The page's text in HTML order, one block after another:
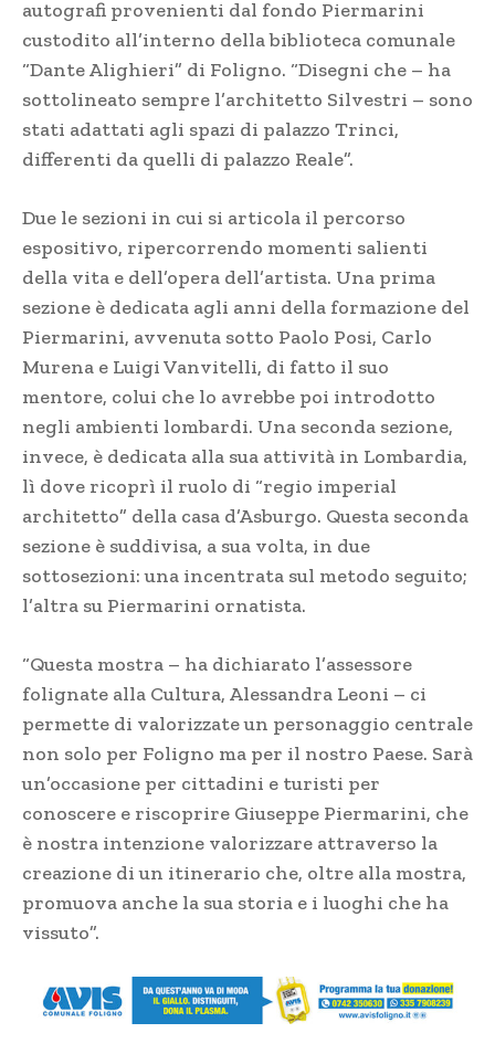
autografi provenienti dal fondo Piermarini
custodito all’interno della biblioteca comunale
“Dante Alighieri” di Foligno. “Disegni che – ha
sottolineato sempre l’architetto Silvestri – sono
stati adattati agli spazi di palazzo Trinci,
differenti da quelli di palazzo Reale”.
Due le sezioni in cui si articola il percorso
espositivo, ripercorrendo momenti salienti
della vita e dell’opera dell’artista. Una prima
sezione è dedicata agli anni della formazione del
Piermarini, avvenuta sotto Paolo Posi, Carlo
Murena e Luigi Vanvitelli, di fatto il suo
mentore, colui che lo avrebbe poi introdotto
negli ambienti lombardi. Una seconda sezione,
invece, è dedicata alla sua attività in Lombardia,
lì dove ricoprì il ruolo di “regio imperial
architetto” della casa d’Asburgo. Questa seconda
sezione è suddivisa, a sua volta, in due
sottosezioni: una incentrata sul metodo seguito;
l’altra su Piermarini ornatista.
“Questa mostra – ha dichiarato l’assessore
folignate alla Cultura, Alessandra Leoni – ci
permette di valorizzate un personaggio centrale
non solo per Foligno ma per il nostro Paese. Sarà
un’occasione per cittadini e turisti per
conoscere e riscoprire Giuseppe Piermarini, che
è nostra intenzione valorizzare attraverso la
creazione di un itinerario che, oltre alla mostra,
promuova anche la sua storia e i luoghi che ha
vissuto”.